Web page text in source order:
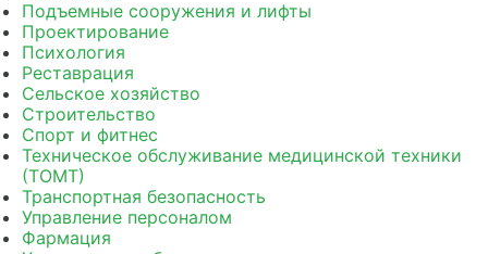
Подъемные сооружения и лифты
Проектирование
Психология
Реставрация
Сельское хозяйство
Строительство
Спорт и фитнес
Техническое обслуживание медицинской техники
(ТОМТ)
Транспортная безопасность
Управление персоналом
Фармация